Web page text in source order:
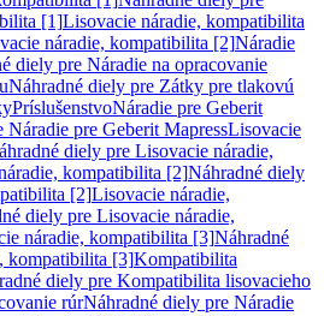
[1]Lisovacie náradie, kompatibilita
náradie, kompatibilita [2]Náradie
diely pre Náradie na opracovanie
Náhradné diely pre Zátky pre tlakovú
PríslušenstvoNáradie pre Geberit
Náradie pre Geberit MapressLisovacie
diely pre Lisovacie náradie,
kompatibilita [2]Náhradné diely
[2]Lisovacie náradie,
diely pre Lisovacie náradie,
náradie, kompatibilita [3]Náhradné
kompatibilita [3]Kompatibilita
diely pre Kompatibilita lisovacieho
rúrNáhradné diely pre Náradie